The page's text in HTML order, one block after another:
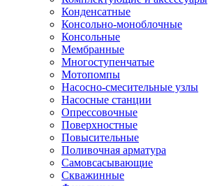
Конденсатные
Консольно-моноблочные
Консольные
Мембранные
Многоступенчатые
Мотопомпы
Насосно-смесительные узлы
Насосные станции
Опрессовочные
Поверхностные
Повысительные
Поливочная арматура
Самовсасывающие
Скважинные